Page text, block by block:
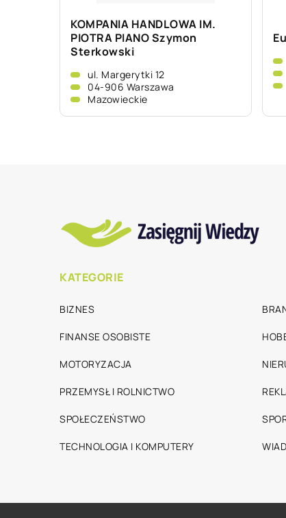
KOMPANIA HANDLOWA IM.
PIOTRA PIANO Szymon
Sterkowski
ul. Margerytki 12
04-906 Warszawa
Mazowieckie
KATEGORIE
BIZNES
FINANSE OSOBISTE
MOTORYZACJA
PRZEMYSŁ I ROLNICTWO
SPOŁECZEŃSTWO
TECHNOLOGIA I KOMPUTERY